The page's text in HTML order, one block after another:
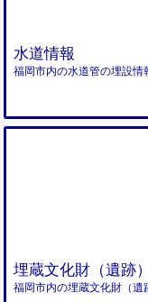
水道情報
福岡市内の水道管の埋設情
埋蔵文化財（遺跡）
福岡市内の埋蔵文化財（遺